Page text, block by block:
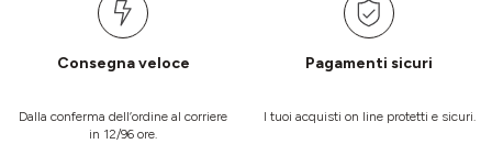
Consegna veloce
Dalla conferma dell’ordine al corriere
in 12/96 ore.
Pagamenti sicuri
I tuoi acquisti on line protetti e sicuri.